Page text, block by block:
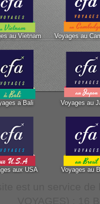
au Vietnam Voyages au
a Bali Voyages au
aux USA Voyages au